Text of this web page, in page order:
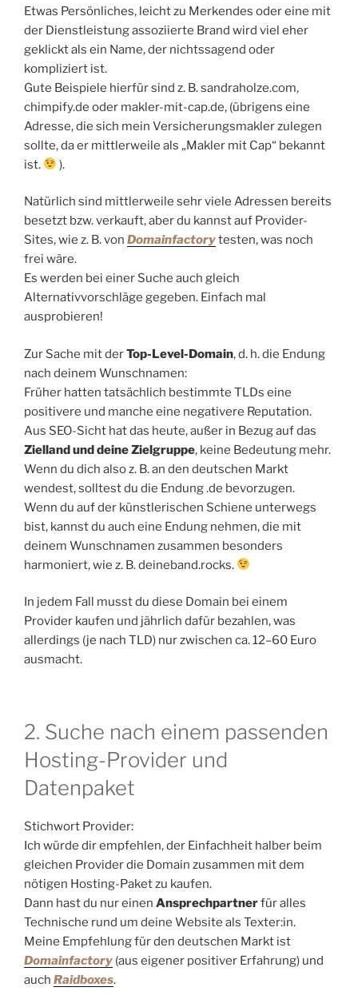
Etwas Persönliches, leicht zu Merkendes oder eine mit
der Dienstleistung assoziierte Brand wird viel eher
geklickt als ein Name, der nichtssagend oder
kompliziert ist.
Gute Beispiele hierfür sind z. B. sandraholze.com,
chimpify.de oder makler-mit-cap.de, (übrigens eine
Adresse, die sich mein Versicherungsmakler zulegen
sollte, da er mittlerweile als „Makler mit Cap“ bekannt
ist.
).
Natürlich sind mittlerweile sehr viele Adressen bereits
besetzt bzw. verkauft, aber du kannst auf Provider-
Sites, wie z. B. von Domainfactorytesten, was noch
frei wäre.
Es werden bei einer Suche auch gleich
Alternativvorschläge gegeben. Einfach mal
ausprobieren!
Zur Sache mit derTop-Level-Domain, d. h. die Endung
nach deinem Wunschnamen:
Früher hatten tatsächlich bestimmte TLDs eine
positivere und manche eine negativere Reputation.
Aus SEO-Sicht hat das heute, außer in Bezug auf das
Zielland und deine Zielgruppe, keine Bedeutung mehr.
Wenn du dich also z. B. an den deutschen Markt
wendest, solltest du die Endung .de bevorzugen.
Wenn du auf der künstlerischen Schiene unterwegs
bist, kannst du auch eine Endung nehmen, die mit
deinem Wunschnamen zusammen besonders
harmoniert, wie z. B. deineband.rocks.
In jedem Fall musst du diese Domain bei einem
Provider kaufen und jährlich dafür bezahlen, was
allerdings (je nach TLD) nur zwischen ca. 12–60 Euro
ausmacht.
2. Suche nach einem passenden
Hosting-Provider und
Datenpaket
Stichwort Provider:
Ich würde dir empfehlen, der Einfachheit halber beim
gleichen Provider die Domain zusammen mit dem
nötigen Hosting-Paket zu kaufen.
Dann hast du nur einen Ansprechpartnerfür alles
Technische rund um deine Website als Texter:in.
Meine Empfehlung für den deutschen Markt ist
Domainfactory (aus eigener positiver Erfahrung) und
auch Raidboxes.